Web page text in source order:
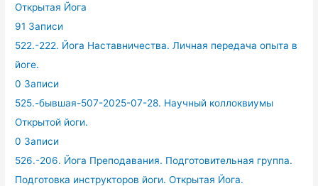
Открытая Йога
91 Записи
522.-222. Йога Наставничества. Личная передача опыта в
йоге.
0 Записи
525.-бывшая-507-2025-07-28. Научный коллоквиумы
Открытой йоги.
0 Записи
526.-206. Йога Преподавания. Подготовительная группа.
Подготовка инструкторов йоги. Открытая Йога.